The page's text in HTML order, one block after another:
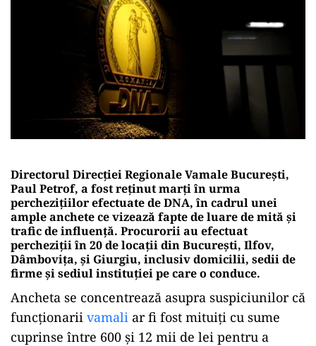
Directorul Direcției Regionale Vamale București,
Paul Petrof, a fost reținut marți în urma
perchezițiilor efectuate de DNA, în cadrul unei
ample anchete ce vizează fapte de luare de mită și
trafic de influență. Procurorii au efectuat
percheziții în 20 de locații din București, Ilfov,
Dâmbovița, și Giurgiu, inclusiv domicilii, sedii de
firme și sediul instituției pe care o conduce.
Ancheta se concentrează asupra suspiciunilor că
funcționarii vamali ar fi fost mituiți cu sume
cuprinse între 600 și 12 mii de lei pentru a